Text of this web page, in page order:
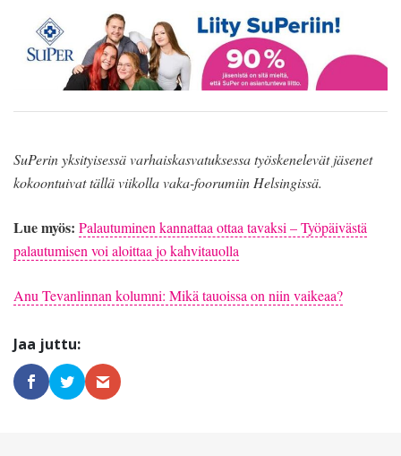
SuPerin yksityisessä varhaiskasvatuksessa työskenelevät jäsenet
kokoontuivat tällä viikolla vaka-foorumiin Helsingissä.
Lue myös: Palautuminen kannattaa ottaa tavaksi – Työpäivästä
palautumisen voi aloittaa jo kahvitauolla
Anu Tevanlinnan kolumni: Mikä tauoissa on niin vaikeaa?